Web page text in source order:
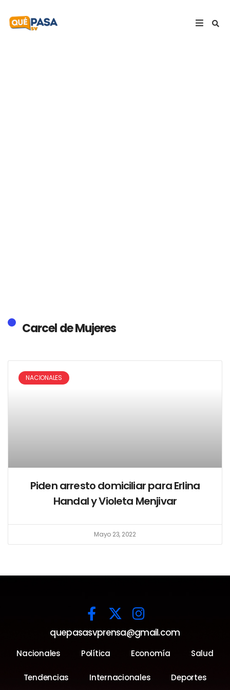
Carcel de Mujeres
NACIONALES
Piden arresto domiciliar para Erlina
Handal y Violeta Menjivar
Mayo 23, 2022
quepasasvprensa@gmail.com
Nacionales Política Economía Salud
Tendencias Internacionales Deportes